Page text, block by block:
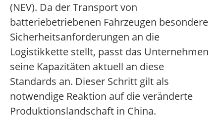
(NEV). Da der Transport von
batteriebetriebenen Fahrzeugen besondere
Sicherheitsanforderungen an die
Logistikkette stellt, passt das Unternehmen
seine Kapazitäten aktuell an diese
Standards an. Dieser Schritt gilt als
notwendige Reaktion auf die veränderte
Produktionslandschaft in China.